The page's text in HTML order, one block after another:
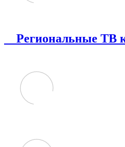
Региональные ТВ